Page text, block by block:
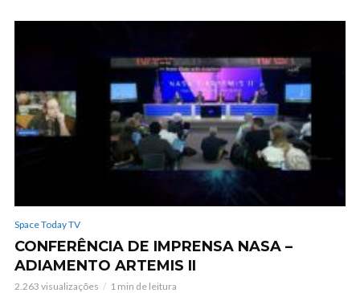
Space Today TV
CONFERÊNCIA DE IMPRENSA NASA –
ADIAMENTO ARTEMIS II
2.263 visualizações 1 min de leitura